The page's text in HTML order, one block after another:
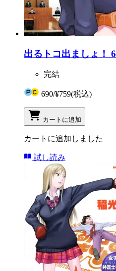
出るトコ出ましょ！ 6
完結
690/¥759(税込)
カートに追加
カートに追加しました
試し読み